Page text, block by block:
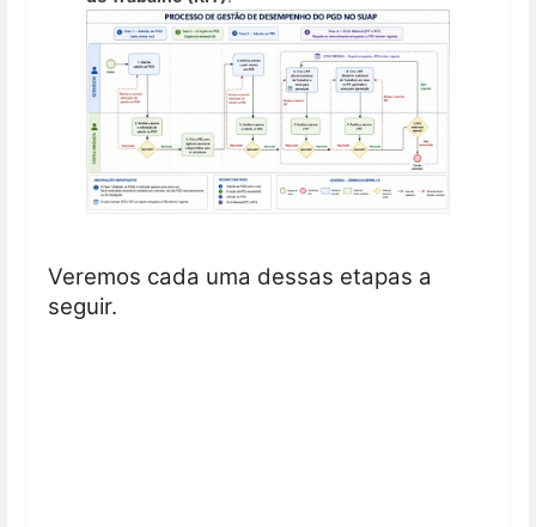
Veremos cada uma dessas etapas a
seguir.